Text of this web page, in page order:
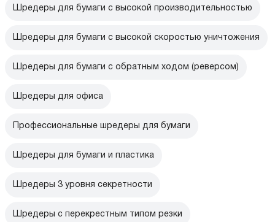
Шредеры для бумаги с высокой производительностью
Шредеры для бумаги с высокой скоростью уничтожения
Шредеры для бумаги с обратным ходом (реверсом)
Шредеры для офиса
Профессиональные шредеры для бумаги
Шредеры для бумаги и пластика
Шредеры 3 уровня секретности
Шредеры с перекрестным типом резки